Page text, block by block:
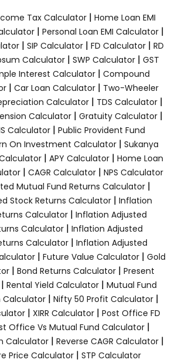
Tax Calculator | Home Loan EMI
| Personal Loan EMI Calculator |
| SIP Calculator | FD Calculator | RD
Calculator | SWP Calculator | GST
Interest Calculator| Compound
| Car Loan Calculator| Two-Wheeler
Calculator| TDS Calculator|
Calculator| Gratuity Calculator|
Calculator| Public Provident Fund
On Investment Calculator| Sukanya
| APY Calculator| Home Loan
| CAGR Calculator | NPS Calculator
Mutual Fund Returns Calculator |
Stock Returns Calculator| Inflation
Calculator| Inflation Adjusted
Calculator | Inflation Adjusted
Calculator | Inflation Adjusted
| Future Value Calculator | Gold
| Bond Returns Calculator | Present
| Rental Yield Calculator | Mutual Fund
Calculator| Nifty 50 Profit Calculator|
| XIRR Calculator| Post Office FD
Office Vs Mutual Fund Calculator|
Calculator | Reverse CAGR Calculator |
Price Calculator | STP Calculator